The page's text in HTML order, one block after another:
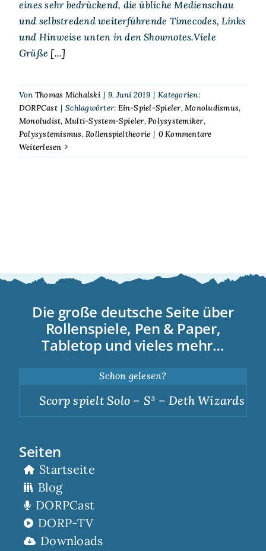
eines sehr bedrückend, die übliche Medienschau
und selbstredend weiterführende Timecodes, Links
und Hinweise unten in den Shownotes.Viele
Grüße [...]
Von Thomas Michalski | 9. Juni 2019 | Kategorien:
DORPCast | Schlagwörter: Ein-Spiel-Spieler,Monoludismus,
Monoludist, Multi-System-Spieler,Polysystemiker,
Polysystemismus,Rollenspieltheorie | 0 Kommentare
Weiterlesen
Die große deutsche Seite über
Rollenspiele, Pen & Paper,
Tabletop und vieles mehr…
Schon gelesen?
Scorp spielt Solo – S³ – Deth Wizards –
Seiten
Startseite
Blog
DORPCast
DORP-TV
Downloads